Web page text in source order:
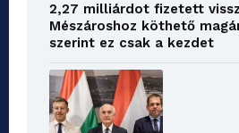
2,27 milliárdot fizetett
Mészároshoz köthető
szerint ez csak a kezdet